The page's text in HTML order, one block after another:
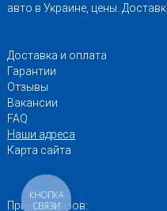
авто в Украине, цены.
Доставка и оплата
Гарантии
Отзывы
Вакансии
FAQ
Наши адреса
Карта сайта
Приём заказов:
КНОПКА
СВЯЗИ